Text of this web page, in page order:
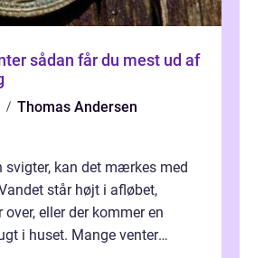
ud af
Thomas Andersen
svigter, kan det mærkes med
står højt i afløbet,
eller der kommer en
i huset. Mange venter